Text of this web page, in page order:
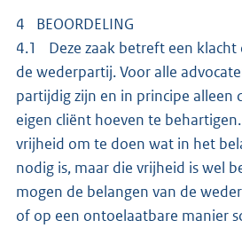
4 BEOORDELING
4.1 Deze zaak betreft een klacht
de wederpartij. Voor alle
partijdig zijn en in principe alleen
eigen cliënt hoeven te
vrijheid om te doen wat in het
nodig is, maar die vrijheid is wel
mogen de belangen van de
of op een ontoelaatbare manier